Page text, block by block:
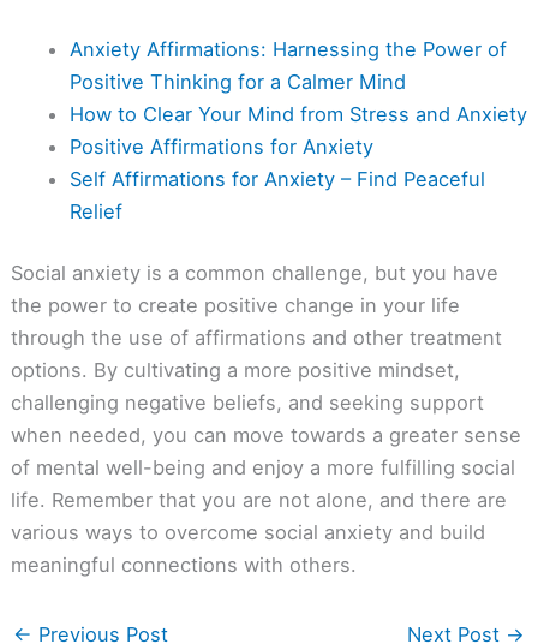
Anxiety Affirmations: Harnessing the Power of
Positive Thinking for a Calmer Mind
How to Clear Your Mind from Stress and Anxiety
Positive Affirmations for Anxiety
Self Affirmations for Anxiety – Find Peaceful
Relief
Social anxiety is a common challenge, but you have
the power to create positive change in your life
through the use of affirmations and other treatment
options. By cultivating a more positive mindset,
challenging negative beliefs, and seeking support
when needed, you can move towards a greater sense
of mental well-being and enjoy a more fulfilling social
life. Remember that you are not alone, and there are
various ways to overcome social anxiety and build
meaningful connections with others.
← Previous Post Next Post →